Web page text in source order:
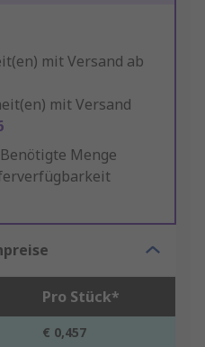
mit Versand ab
mit Versand
Benötigte Menge
Pro Stück*
€ 0,457